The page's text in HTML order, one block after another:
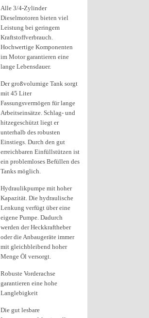
Alle 3/4-Zylinder
Dieselmotoren bieten viel
Leistung bei geringem
Kraftstoffverbrauch.
Hochwertige Komponenten
im Motor garantieren eine
lange Lebensdauer.
Der großvolumige Tank sorgt
mit 45 Liter
Fassungsvermögen für lange
Arbeitseinsätze. Schlag- und
hitzegeschützt liegt er
unterhalb des robusten
Einstiegs. Durch den gut
erreichbaren Einfüllstützen ist
ein problemloses Befüllen des
Tanks möglich.
Hydraulikpumpe mit hoher
Kapazität. Die hydraulische
Lenkung verfügt über eine
eigene Pumpe. Dadurch
werden der Heckkraftheber
oder die Anbaugeräte immer
mit gleichbleibend hoher
Menge Öl versorgt.
Robuste Vorderachse
garantieren eine hohe
Langlebigkeit
Die gut lesbare